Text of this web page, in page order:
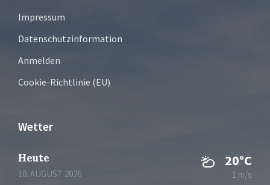
Impressum
Datenschutzinformation
Anmelden
Cookie-Richtlinie (EU)
Wetter
Heute
10. AUGUST 2026
20°C
1 m/s